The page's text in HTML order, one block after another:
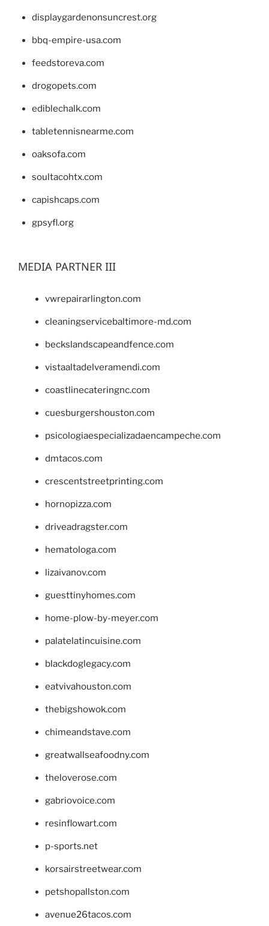
displaygardenonsuncrest.org
bbq-empire-usa.com
feedstoreva.com
drogopets.com
ediblechalk.com
tabletennisnearme.com
oaksofa.com
soultacohtx.com
capishcaps.com
gpsyfl.org
MEDIA PARTNER III
vwrepairarlington.com
cleaningservicebaltimore-md.com
beckslandscapeandfence.com
vistaaltadelveramendi.com
coastlinecateringnc.com
cuesburgershouston.com
psicologiaespecializadaencampeche.com
dmtacos.com
crescentstreetprinting.com
hornopizza.com
driveadragster.com
hematologa.com
lizaivanov.com
guesttinyhomes.com
home-plow-by-meyer.com
palatelatincuisine.com
blackdoglegacy.com
eatvivahouston.com
thebigshowok.com
chimeandstave.com
greatwallseafoodny.com
theloverose.com
gabriovoice.com
resinflowart.com
p-sports.net
korsairstreetwear.com
petshopallston.com
avenue26tacos.com